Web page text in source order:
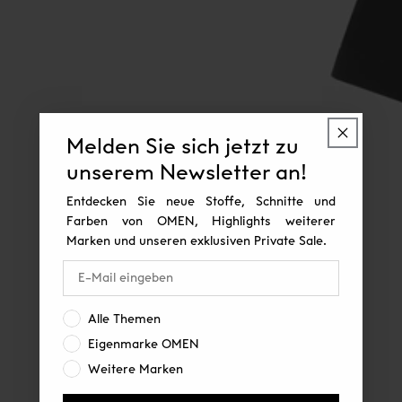
Melden Sie sich jetzt zu
unserem Newsletter an!
Entdecken Sie neue Stoffe, Schnitte und
Farben von OMEN, Highlights weiterer
Marken und unseren exklusiven Private Sale.
Interesse:
Alle Themen
Eigenmarke OMEN
Weitere Marken